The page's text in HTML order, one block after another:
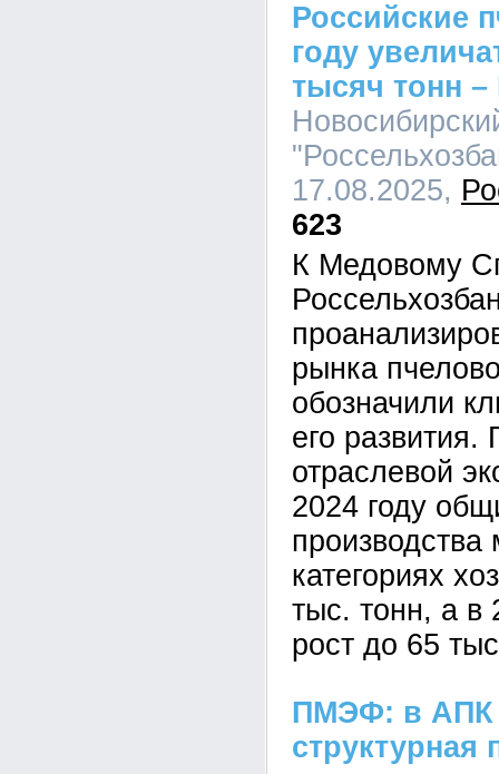
Российские
году
тысяч тонн
17.08.2025,
623
К Медовому
рынка
обозначили
его
отраслевой
2024 году
производства
категориях
тыс. тонн, а в
рост до 65
ПМЭФ: в АПК
структурная